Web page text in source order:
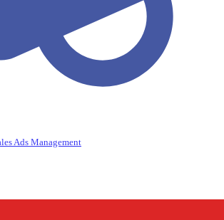
Ads Management